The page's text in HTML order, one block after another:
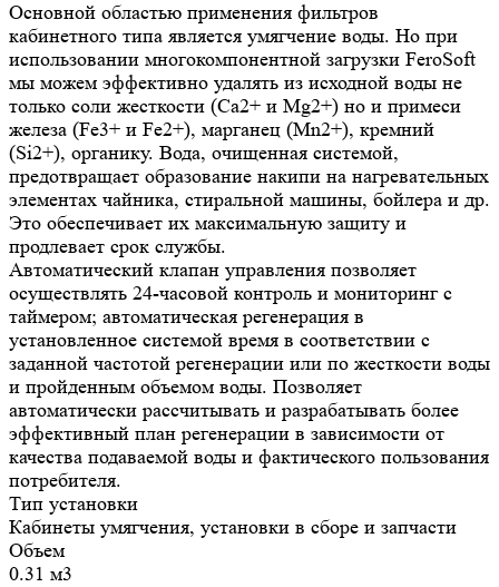
Основной областью применения фильтров
кабинетного типа является умягчение воды. Но при
использовании многокомпонентной загрузки FeroSoft
мы можем эффективно удалять из исходной воды не
только соли жесткости (Ca2+ и Mg2+) но и примеси
железа (Fe3+ и Fe2+), марганец (Mn2+), кремний
(Si2+), органику. Вода, очищенная системой,
предотвращает образование накипи на нагревательных
элементах чайника, стиральной машины, бойлера и др.
Это обеспечивает их максимальную защиту и
продлевает срок службы.
Автоматический клапан управления позволяет
осуществлять 24-часовой контроль и мониторинг с
таймером; автоматическая регенерация в
установленное системой время в соответствии с
заданной частотой регенерации или по жесткости воды
и пройденным объемом воды. Позволяет
автоматически рассчитывать и разрабатывать более
эффективный план регенерации в зависимости от
качества подаваемой воды и фактического пользования
потребителя.
Тип установки
Кабинеты умягчения, установки в сборе и запчасти
Объем
0.31 м3